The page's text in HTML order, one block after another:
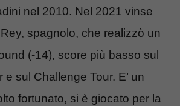
nel 2010. Nel 2021 vinse
spagnolo, che realizzò un
(-14), score più basso sul
e sul Challenge Tour. E’ un
fortunato, si è giocato per la